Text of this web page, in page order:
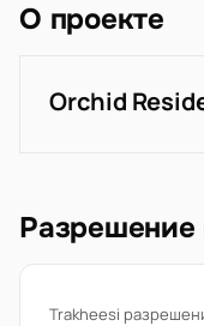
О проекте
Orchid
Разрешение
Trakheesi